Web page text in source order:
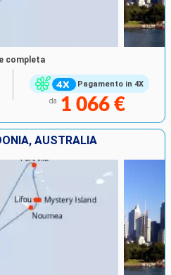
Pagamento in 4X
completa
da 1 066 €
AUSTRALIA